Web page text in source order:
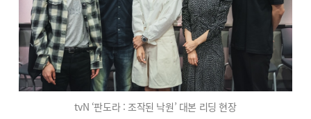
tvN ‘판도라 : 조작된 낙원’ 대본 리딩 현장